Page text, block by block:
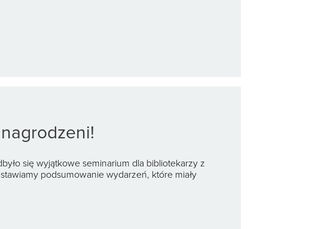
się wyjątkowe seminarium dla bibliotekarzy z
podsumowanie wydarzeń, które miały